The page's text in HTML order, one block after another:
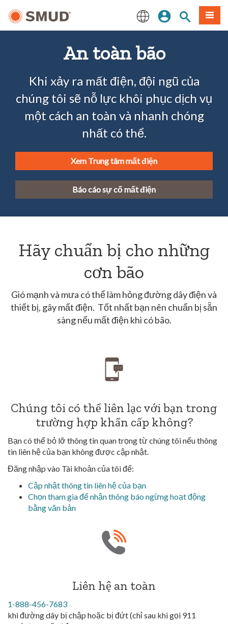
đến
English
Đăng nhập
Tìm trangThực
An toàn bão
Khi xảy ra mất điện, đội ngũ của
chúng tôi sẽ nỗ lực khôi phục dịch vụ
một cách an toàn và nhanh chóng
nhất có thể.
Xem Trung tâm mất điện
Báo cáo sự cố mất điện
Hãy chuẩn bị cho những
cơn bão
Gió mạnh và mưa có thể làm hỏng đường dây điện và
thiết bị, gây mất điện. Tốt nhất bạn nên chuẩn bị sẵn
sàng nếu mất điện khi có bão.
Chúng tôi có thể liên lạc với bạn trong
trường hợp khẩn cấp không?
Bạn có thể bỏ lỡ thông tin quan trọng từ chúng tôi nếu thông
tin liên hệ của bạn không được cập nhật.
Đăng nhập vào Tài khoản của tôi để:
Cập nhật thông tin liên hệ của bạn
Chọn tham gia để nhận thông báo ngừng hoạt động
bằng văn bản
Liên hệ an toàn
1-888-456-7683
khi đường dây bị chập hoặc bị đứt (chỉ sau khi gọi 911